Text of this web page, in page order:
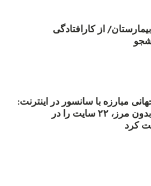
از کارافتادگی
روز جهانی مبارزه با سانسور در اینترنت:
#آزادی هم‌آیند گزارشگران‌ بدون مرز، ۲۲ سایت را در
کرد